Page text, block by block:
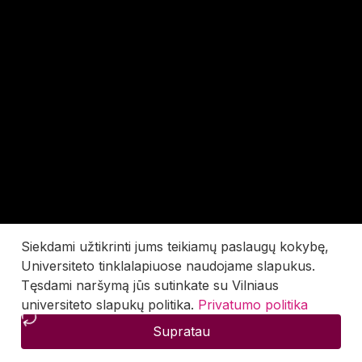
Siekdami užtikrinti jums teikiamų paslaugų kokybę,
Universiteto tinklalapiuose naudojame slapukus.
Tęsdami naršymą jūs sutinkate su Vilniaus
universiteto slapukų politika. Privatumo politika
Supratau